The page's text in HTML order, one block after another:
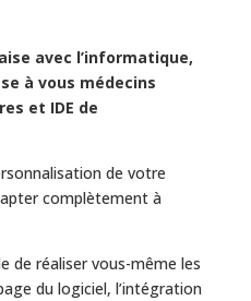
avec l’informatique,
à vous médecins
et IDE de
de votre
complètement à
de réaliser vous-même les
du logiciel, l’intégration